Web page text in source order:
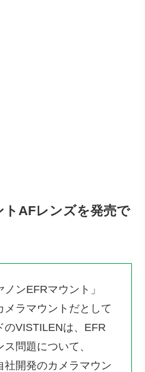
トAFレンズを発売で
ンEFRマウント」
メラマウントだとして
のVISTILENは、EFR
問題について、
社開発のカメラマウン